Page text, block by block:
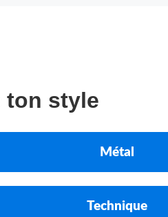
ton style
Métal
Technique